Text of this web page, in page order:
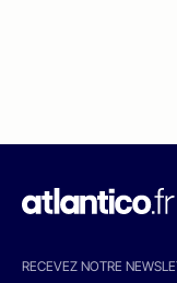
RECEVEZ NOTRE